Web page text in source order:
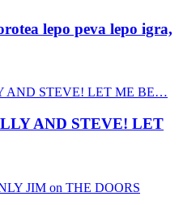
lepo peva lepo igra,
AND STEVE! LET